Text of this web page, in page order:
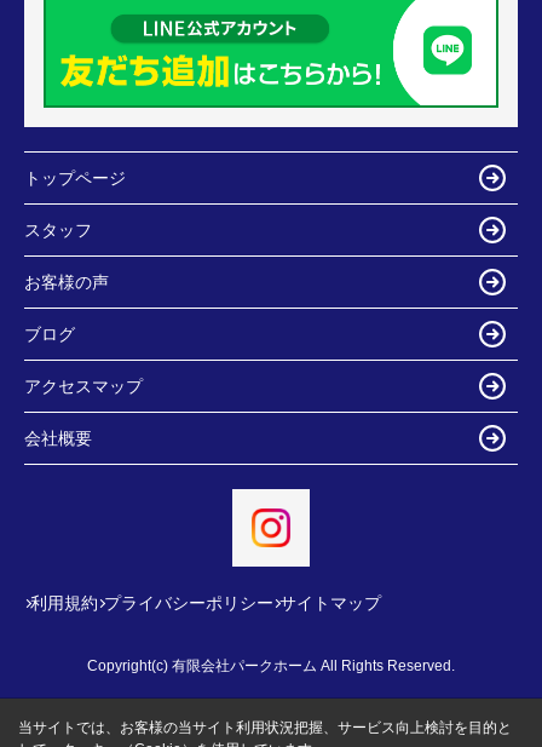
トップページ
スタッフ
お客様の声
ブログ
アクセスマップ
会社概要
利用規約 プライバシーポリシー サイトマップ
Copyright(c) 有限会社パークホーム All Rights Reserved.
当サイトでは、お客様の当サイト利用状況把握、サービス向上検討を目的と